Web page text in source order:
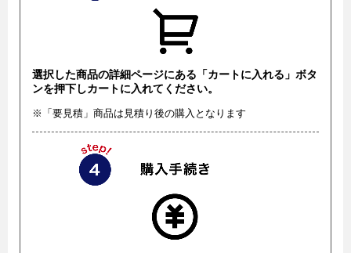
選択した商品の詳細ページにある「カートに入れる」ボタ
ンを押下しカートに入れてください。
※「要見積」商品は見積り後の購入となります